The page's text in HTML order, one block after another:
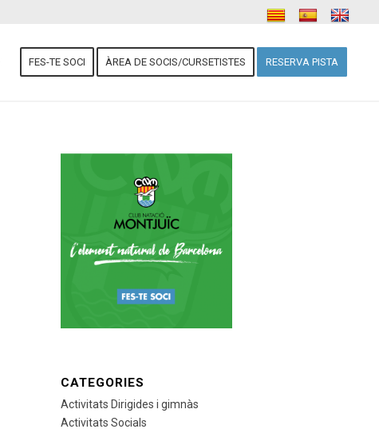
FES-TE SOCI ÀREA DE SOCIS/CURSETISTES RESERVA PISTA
CATEGORIES
Activitats Dirigides i gimnàs
Activitats Socials